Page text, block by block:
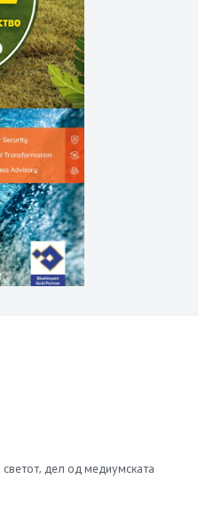
дел од медиумската